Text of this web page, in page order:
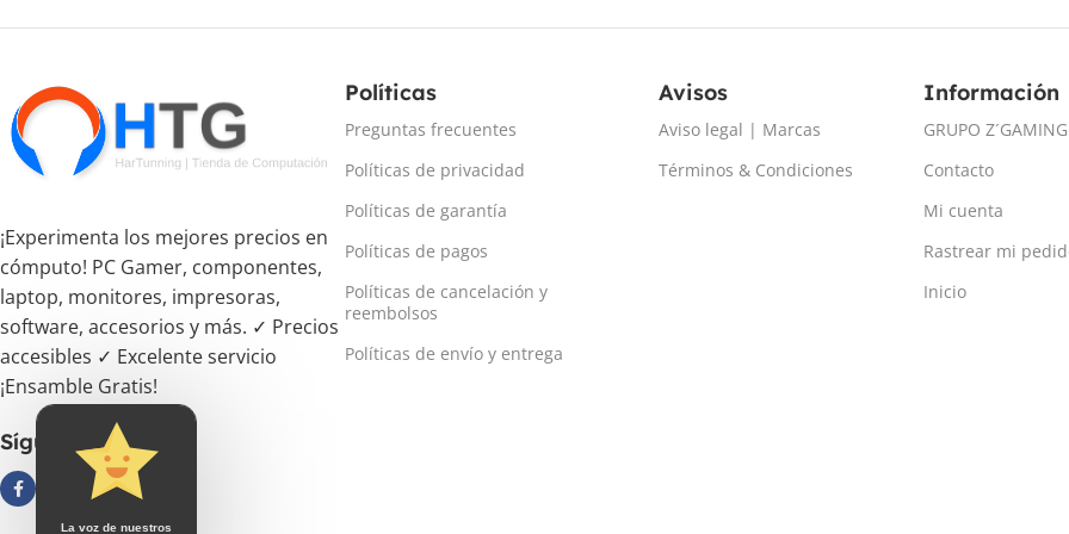
¡Experimenta los mejores precios en
cómputo! PC Gamer, componentes,
laptop, monitores, impresoras,
software, accesorios y más. ✓ Precios
accesibles ✓ Excelente servicio
¡Ensamble Gratis!
Síguenos
Políticas
Preguntas frecuentes
Políticas de privacidad
Políticas de garantía
Políticas de pagos
Políticas de cancelación y
reembolsos
Políticas de envío y entrega
Avisos
Aviso legal | Marcas
Términos & Condiciones
Información
GRUPO Z´GAMING
Contacto
Mi cuenta
Rastrear mi
Inicio
La voz de nuestros